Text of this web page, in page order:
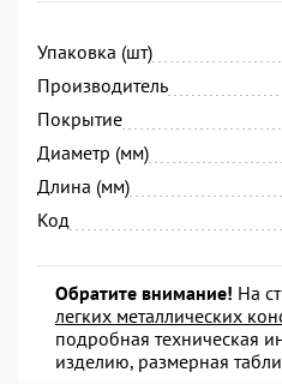
Упаковка (шт)
Производитель
Покрытие
Диаметр (мм)
Длина (мм)
Код
Обратите внимание! На
легких металлических
подробная техническая
изделию, размерная